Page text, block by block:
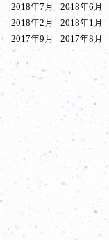
2018年7月
2018年6月
2018年2月
2018年1月
2017年9月
2017年8月